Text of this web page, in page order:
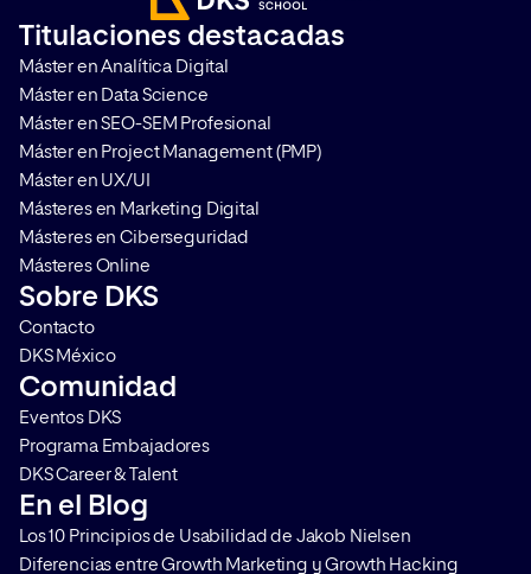
empezar? Te contamos cómo
puedes aprender desde cero a
través de nuestra guía completa.
¿Por qué aprender […]
Titulaciones destacadas
Máster en Analítica Digital
Máster en Data Science
Máster en SEO-SEM Profesional
Máster en Project Management (PMP)
Máster en UX/UI
Másteres en Marketing Digital
Másteres en Ciberseguridad
Másteres Online
Sobre DKS
Contacto
DKS México
Comunidad
Eventos DKS
Programa Embajadores
DKS Career & Talent
En el Blog
Los 10 Principios de Usabilidad de Jakob Nielsen
Diferencias entre Growth Marketing y Growth Hacking